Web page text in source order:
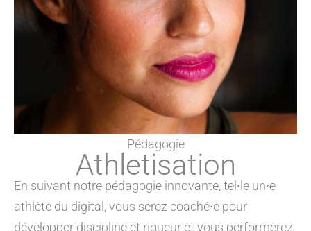
Pédagogie
Athletisation
En suivant notre pédagogie innovante, tel⸱le un⸱e
athlète du digital, vous serez coaché⸱e pour
développer discipline et rigueur et vous performerez